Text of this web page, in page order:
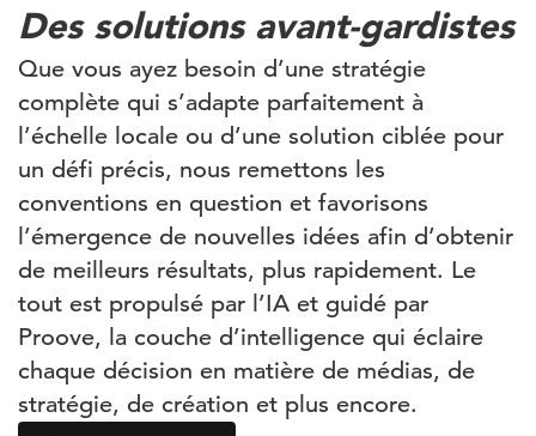
Des solutions avant-gardistes
Que vous ayez besoin d’une stratégie
complète qui s’adapte parfaitement à
l’échelle locale ou d’une solution ciblée pour
un défi précis, nous remettons les
conventions en question et favorisons
l’émergence de nouvelles idées afin d’obtenir
de meilleurs résultats, plus rapidement. Le
tout est propulsé par l’IA et guidé par
Proove, la couche d’intelligence qui éclaire
chaque décision en matière de médias, de
stratégie, de création et plus encore.